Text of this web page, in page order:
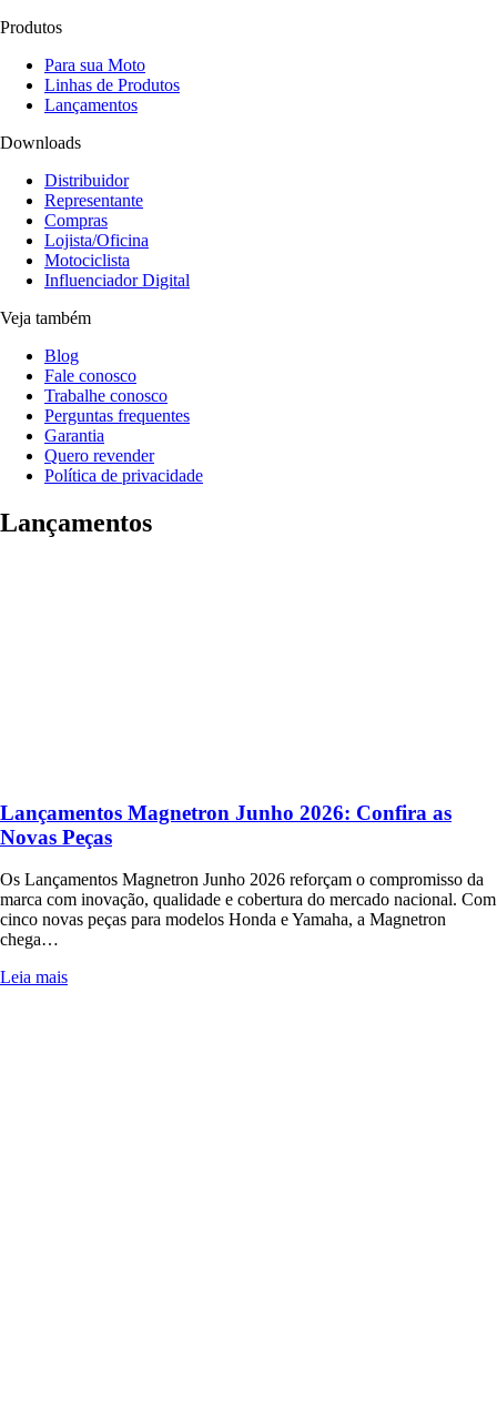
Produtos
Para sua Moto
Linhas de Produtos
Lançamentos
Downloads
Distribuidor
Representante
Compras
Lojista/Oficina
Motociclista
Influenciador Digital
Veja também
Blog
Fale conosco
Trabalhe conosco
Perguntas frequentes
Garantia
Quero revender
Política de privacidade
Lançamentos
Lançamentos Magnetron Junho 2026: Confira as
Novas Peças
Os Lançamentos Magnetron Junho 2026 reforçam o compromisso da
marca com inovação, qualidade e cobertura do mercado nacional. Com
cinco novas peças para modelos Honda e Yamaha, a Magnetron
chega…
Leia mais